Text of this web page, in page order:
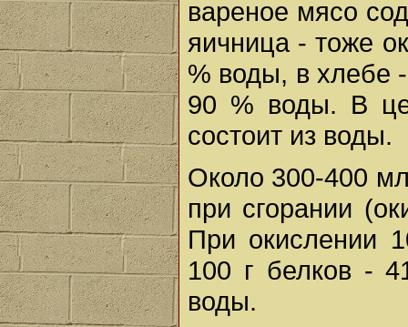
вареное мясо
яичница - тоже
% воды, в хлебе
90 % воды. В
состоит из воды.
Около 300-400
при сгорании
При окислении
100 г белков -
воды.